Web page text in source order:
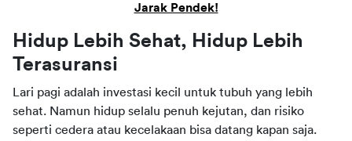
Jarak Pendek!
Hidup Lebih Sehat, Hidup Lebih
Terasuransi
Lari pagi adalah investasi kecil untuk tubuh yang lebih
sehat. Namun hidup selalu penuh kejutan, dan risiko
seperti cedera atau kecelakaan bisa datang kapan saja.